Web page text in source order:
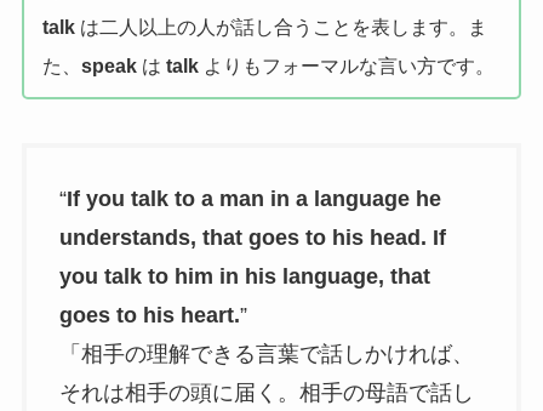
talkは二人以上の人が話し合うことを表します。ま
た、 speakは talkよりもフォーマルな言い方です。
“If you talk to a man in a language he
understands, that goes to his head. If
you talk to him in his language, that
goes to his heart.”
「相手の理解できる言葉で話しかければ、
それは相手の頭に届く。相手の母語で話し